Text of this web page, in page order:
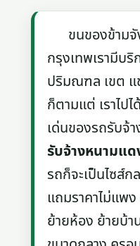
ขนของข้ามจั
กรุงเทพเรามีบ
ปริมณฑล เขต แ
ก็ตามแต่ เราไ
เด่นของรถรับจ้
รับจ้างหนามแด
รถก็จะเป็นไซส์ก
แถมราคาไม่แพ
ย้ายห้อง ย้ายบ้